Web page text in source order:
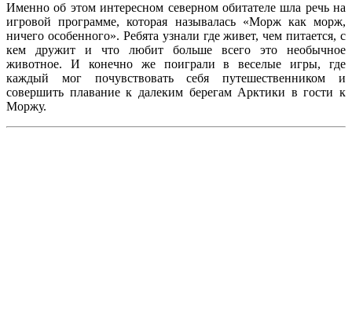
Именно об этом интересном северном обитателе шла речь на
игровой программе, которая называлась «Морж как морж,
ничего особенного». Ребята узнали где живет, чем питается, с
кем дружит и что любит больше всего это необычное
животное. И конечно же поиграли в веселые игры, где
каждый мог почувствовать себя путешественником и
совершить плавание к далеким берегам Арктики в гости к
Моржу.